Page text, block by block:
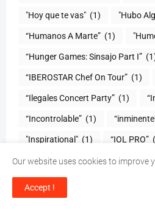
"Hoy que te vas" (1) "Hubo
“Humanos A Marte” (1)
“IBEROSTAR Chef On Tour” (1)
“Ilegales Concert Party” (1)
“Incontrolable” (1)
"Inspirational" (1) “IOL PRO”
“Isle of Light Fest” (1) “Isle of
“IX Festival Internacional de Teatro
“Jeidy Art”
Our website uses cookies to improve
Accept !